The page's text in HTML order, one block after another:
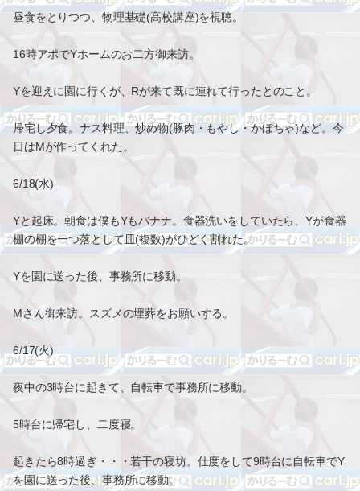
昼食をとりつつ、物理基礎(高校講座)を視聴。
16時アポでYホームのお二方御来訪。
Yを迎えに園に行くが、Rが来て既に連れて行ったとのこと。
帰宅し夕食。ナス料理、炒め物(豚肉・もやし・かぼちゃ)など。今
日はMが作ってくれた。
6/18(水)
Yと起床。朝食は僕もYもバナナ。食器洗いをしていたら、Yが食器
棚の棚を一つ落として皿(複数)がひどく割れた。
Yを園に送った後、事務所に移動。
Mさん御来訪。スズメの埋葬をお願いする。
6/17(火)
夜中の3時台に起きて、自転車で事務所に移動。
5時台に帰宅し、二度寝。
起きたら8時過ぎ・・・若干の寝坊。仕度をして9時台に自転車でY
を園に送った後、事務所に移動。